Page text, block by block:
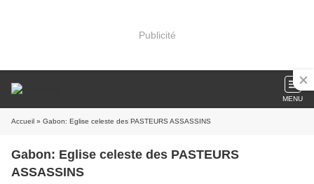
Publicité
MENU
Accueil » Gabon: Eglise celeste des PASTEURS ASSASSINS
Gabon: Eglise celeste des PASTEURS
ASSASSINS